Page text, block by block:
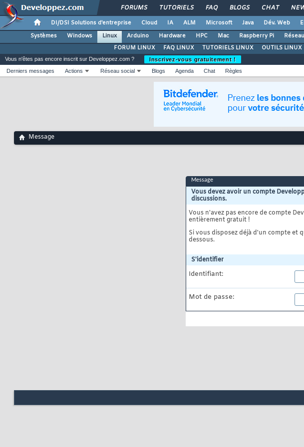
FORUMS TUTORIELS FAQ BLOGS CHAT
DI/DSI Solutions d'entreprise Cloud IA ALM Microsoft Java Dév. Web
Systèmes
Windows Linux Arduino Hardware HPC Mac Raspberry Pi Réseau
FORUM LINUX
FAQ LINUX TUTORIELS LINUX OUTILS LINUX
Vous n'êtes pas encore inscrit sur Developpez.com ?
Inscrivez-vous gratuitement !
Derniers messages
Actions Réseau social Blogs Agenda Chat Règles
Message
Message
Vous devez avoir un compte
discussions.
Vous n'avez pas encore de compte
entièrement gratuit !
Si vous disposez déjà d'un compte et
dessous.
S'identifier
Identifiant:
Mot de passe: